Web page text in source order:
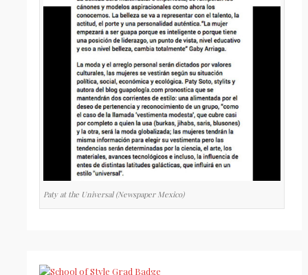
Paty at the Universal (Newspaper Mexico)